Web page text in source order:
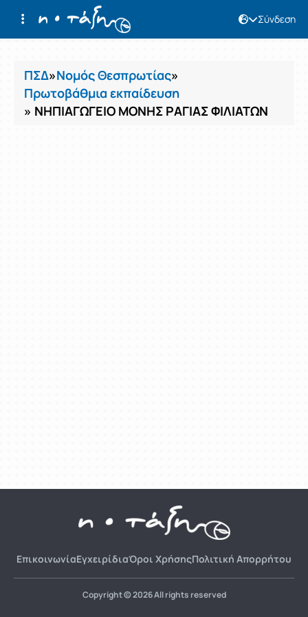
Σύνδεση
Μαθήματα
ΠΣΔ»Νομός Θεσπρωτίας»
Πρωτοβάθμια εκπαίδευση
» ΝΗΠΙΑΓΩΓΕΙΟ ΜΟΝΗΣ ΡΑΓΙΑΣ ΦΙΛΙΑΤΩΝ
ΕπικοινωνίαΕγχειρίδιαΌροι ΧρήσηςΠολιτική Απορρήτου
Copyright © 2026 All rights reserved